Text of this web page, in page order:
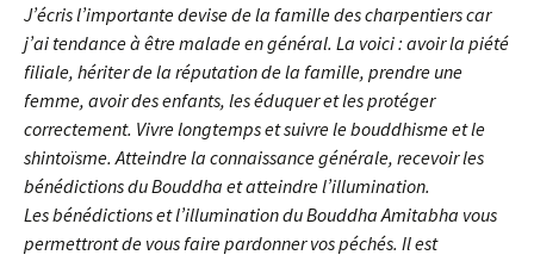
J’écris l’importante devise de la famille des charpentiers car
j’ai tendance à être malade en général. La voici : avoir la piété
filiale, hériter de la réputation de la famille, prendre une
femme, avoir des enfants, les éduquer et les protéger
correctement. Vivre longtemps et suivre le bouddhisme et le
shintoïsme. Atteindre la connaissance générale, recevoir les
bénédictions du Bouddha et atteindre l’illumination.
Les bénédictions et l’illumination du Bouddha Amitabha vous
permettront de vous faire pardonner vos péchés. Il est